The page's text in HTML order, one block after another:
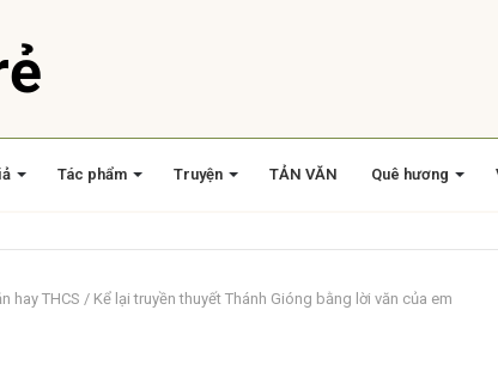
Tác phẩm Truyện TẢN VĂN Quê hương
hay THCS / Kể lại truyền thuyết Thánh Gióng bằng lời văn của em